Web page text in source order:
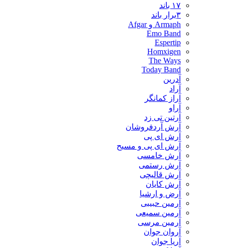
۱۷ باند
۳برار باند
Armaph و Afgar
Emo Band
Espertip
Homxigen
The Ways
Today Band
آدرین
آراد
آراز کمانگر
آراو
آرتین تی زد
آرش آردفروشان
آرش ای پی
آرش ای پی و مسیح
آرش خامسی
آرش رستمی
آرش قالیچی
آرش کایان
​آرض و ارشیا
آرمین حبیبی
آرمین سمیعی
آرمین مرسی
آروان جوان
آریا جوان